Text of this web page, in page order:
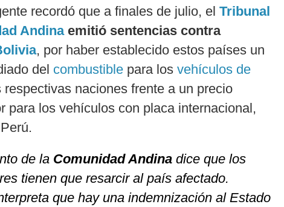
recordó que a finales de julio, el Tribunal
Andinaemitió sentencias contra
, por haber establecido estos países un
del combustible para los vehículos de
naciones frente a un precio
para los vehículos con placa internacional,
de la Comunidad Andina dice que los
tienen que resarcir al país afectado.
que hay una indemnización al Estado